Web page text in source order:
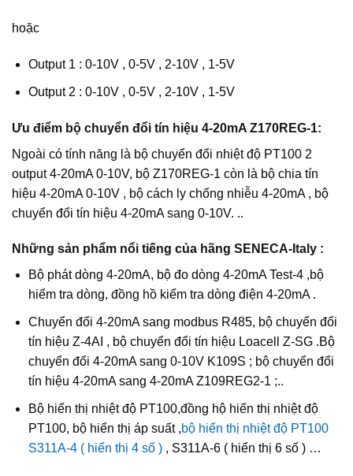
hoặc
Output 1 : 0-10V , 0-5V , 2-10V , 1-5V
Output 2 : 0-10V , 0-5V , 2-10V , 1-5V
Ưu điểm bộ chuyển đổi tín hiệu 4-20mA Z170REG-1:
Ngoài có tính năng là bộ chuyển đổi nhiệt độ PT100 2
output 4-20mA 0-10V, bộ Z170REG-1 còn là bộ chia tín
hiệu 4-20mA 0-10V , bộ cách ly chống nhiễu 4-20mA , bộ
chuyển đổi tín hiệu 4-20mA sang 0-10V. ..
Những sản phẩm nổi tiếng của hãng SENECA-Italy :
Bộ phát dòng 4-20mA, bộ đo dòng 4-20mA Test-4 ,bộ
hiểm tra dòng, đồng hồ kiểm tra dòng điện 4-20mA .
Chuyển đổi 4-20mA sang modbus R485, bộ chuyển đổi
tín hiệu Z-4AI , bộ chuyển đổi tín hiệu Loacell Z-SG .Bộ
chuyển đổi 4-20mA sang 0-10V K109S ; bộ chuyển đổi
tín hiệu 4-20mA sang 4-20mA Z109REG2-1 ;..
Bộ hiển thị nhiệt độ PT100,đồng hộ hiển thị nhiệt độ
PT100, bộ hiển thị áp suất ,bộ hiển thị nhiệt độ PT100
S311A-4 ( hiển thị 4 số ), S311A-6 ( hiển thị 6 số ) …